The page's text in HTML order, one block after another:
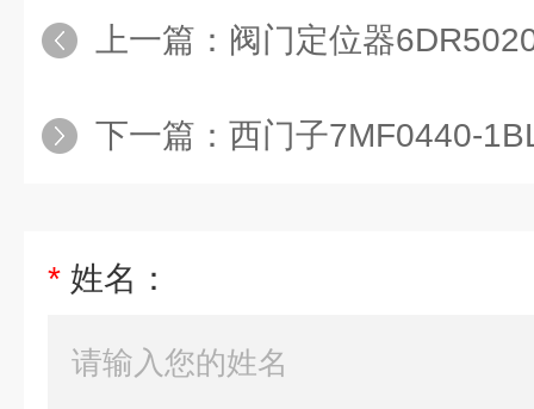
上一篇： 阀门定位器
下一篇： 西门子7MF0440-
* 姓名：